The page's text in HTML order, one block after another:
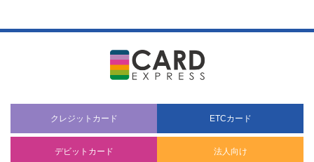
クレジットカードの発行会社
ETCカードの発行会社